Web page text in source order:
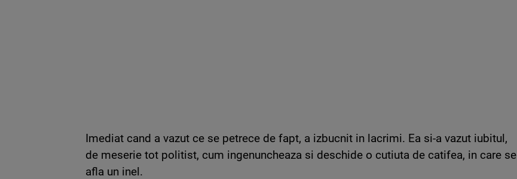
Imediat cand a vazut ce se petrece de fapt, a izbucnit in lacrimi. Ea si-a vazut iubitul,
de meserie tot politist, cum ingenuncheaza si deschide o cutiuta de catifea, in care se
afla un inel.